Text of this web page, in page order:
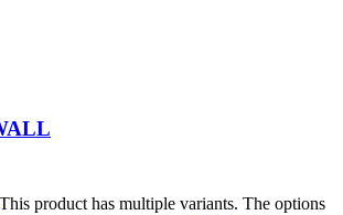
This product has multiple variants. The options